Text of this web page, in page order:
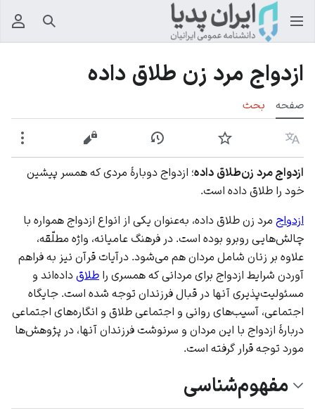
جستجو
ازدواج مرد زن طلاق داده
صفحه بحث
زبان پیگیری نمایش تاریخچهنمایش مبدأ
ازدواج مرد زن‌طلاق داده؛ ازدواج دوبارۀ مردی که همسر پیشین
خود را طلاق داده است.
ازدواج مرد زن طلاق داده، به‌عنوان یکی از انواع ازدواج همواره با
چالش‌هایی روبرو بوده است. در فرهنگ عامیانه، واژه مطلّقه،
علاوه بر زنان شامل مردان هم می‌شود. درآیات قرآن نیز به فراهم
آوردن شرایط ازدواج برای مردانی که همسری را طلاق داده‌اند و
مسئولیت‌پذیری آنها در قبال فرزندان توجه ‌شده است. جایگاه
اجتماعی، آسیب‌های روانی و اجتماعی طلاق و انگاره‌های اجتماعی
دربارۀ ازدواج با این مردان و سرنوشت فرزندان آنها، در پژوهش‌ها
مورد توجه قرار گرفته است.
مفهوم‌شناسی